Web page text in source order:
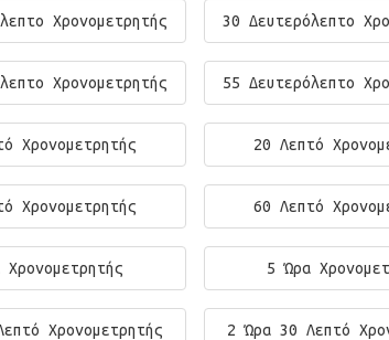
Χρονομετρητής 30 Δευτερόλεπτο
Χρονομετρητής 55 Δευτερόλεπτο
Χρονομετρητής 20 Λεπτό
Χρονομετρητής 60 Λεπτό
5 Ώρα
Χρονομετρητής 2 Ώρα 30 Λεπτό